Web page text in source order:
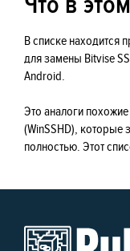
В списке находится
для замены Bitvise
Android.
Это аналоги
(WinSSHD), которые
полностью. Этот